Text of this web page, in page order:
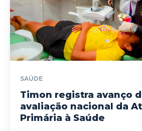
SAÚDE
Timon registra avanço
avaliação nacional da
Primária à Saúde